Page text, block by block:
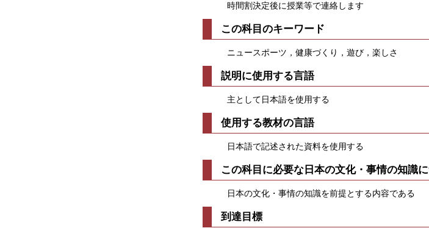
時間割決定後に授業等で連絡します
この科目のキーワード
ニュースポーツ，健康づくり，遊び，楽しさ
説明に使用する言語
主として日本語を使用する
使用する教材の言語
日本語で記述された資料を使用する
この科目に必要な日本の文化・事情の知識
日本の文化・事情の知識を前提とする内容である
到達目標